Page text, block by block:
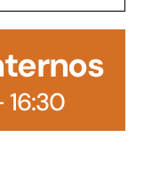
16:30